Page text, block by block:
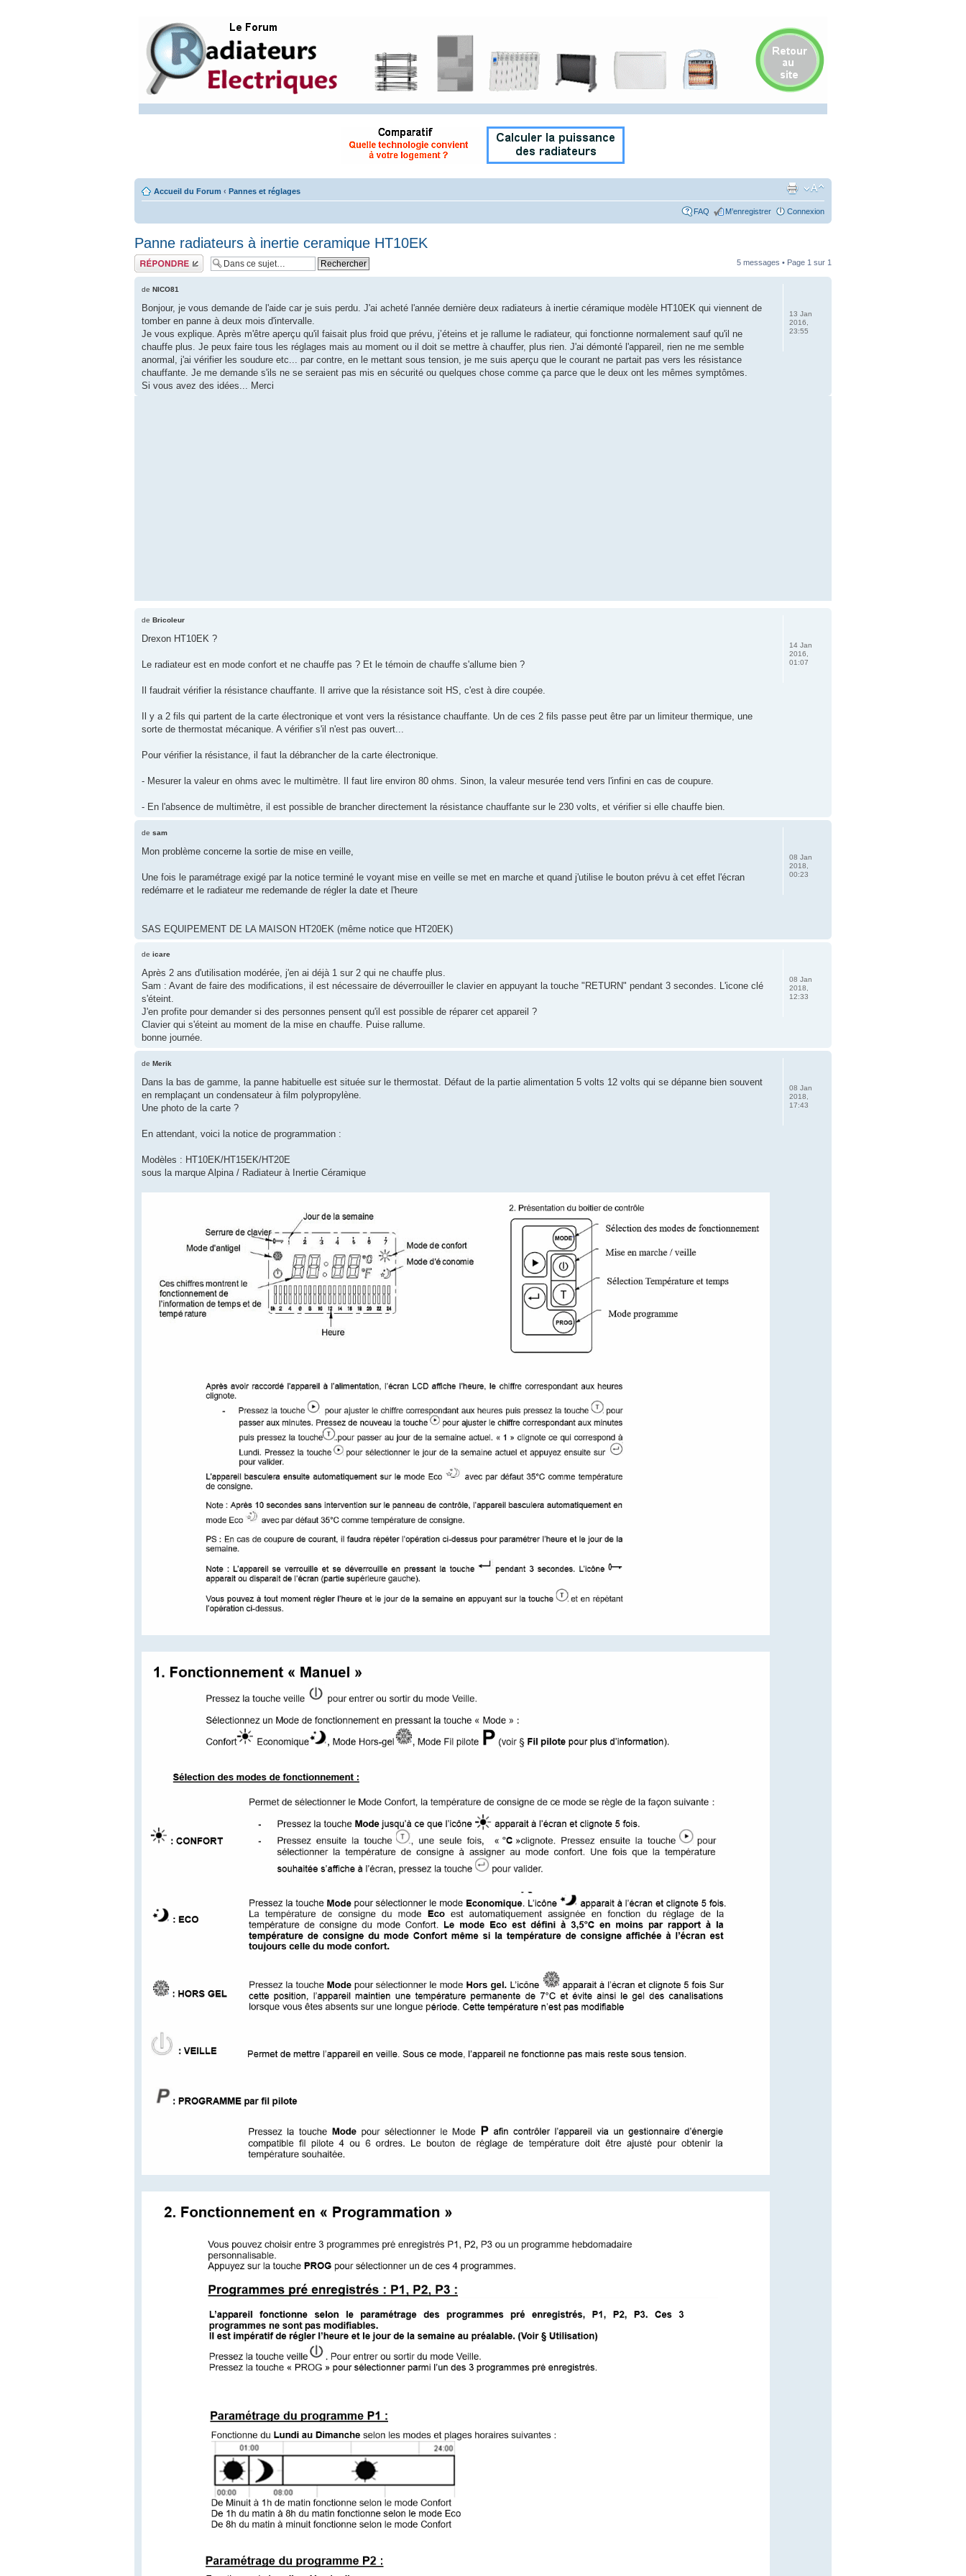
Accueil du Forum ‹ Pannes et réglages
FAQ M’enregistrer Connexion
Panne radiateurs à inertie ceramique HT10EK
Répondre 5 messages • Page 1 sur 1
de NICO81
Bonjour, je vous demande de l'aide car je suis perdu. J'ai acheté l'année dernière deux radiateurs à inertie céramique modèle HT10EK qui viennent de
tomber en panne à deux mois d'intervalle.
Je vous explique. Après m'être aperçu qu'il faisait plus froid que prévu, j’éteins et je rallume le radiateur, qui fonctionne normalement sauf qu'il ne
chauffe plus. Je peux faire tous les réglages mais au moment ou il doit se mettre à chauffer, plus rien. J'ai démonté l'appareil, rien ne me semble
anormal, j'ai vérifier les soudure etc... par contre, en le mettant sous tension, je me suis aperçu que le courant ne partait pas vers les résistance
chauffante. Je me demande s'ils ne se seraient pas mis en sécurité ou quelques chose comme ça parce que le deux ont les mêmes symptômes.
Si vous avez des idées... Merci
13 Jan
2016,
23:55
de Bricoleur
Drexon HT10EK ?
Le radiateur est en mode confort et ne chauffe pas ? Et le témoin de chauffe s'allume bien ?
Il faudrait vérifier la résistance chauffante. Il arrive que la résistance soit HS, c'est à dire coupée.
Il y a 2 fils qui partent de la carte électronique et vont vers la résistance chauffante. Un de ces 2 fils passe peut être par un limiteur thermique, une
sorte de thermostat mécanique. A vérifier s'il n'est pas ouvert...
Pour vérifier la résistance, il faut la débrancher de la carte électronique.
- Mesurer la valeur en ohms avec le multimètre. Il faut lire environ 80 ohms. Sinon, la valeur mesurée tend vers l'infini en cas de coupure.
- En l'absence de multimètre, il est possible de brancher directement la résistance chauffante sur le 230 volts, et vérifier si elle chauffe bien.
14 Jan
2016,
01:07
de sam
Mon problème concerne la sortie de mise en veille,
Une fois le paramétrage exigé par la notice terminé le voyant mise en veille se met en marche et quand j'utilise le bouton prévu à cet effet l'écran
redémarre et le radiateur me redemande de régler la date et l'heure
SAS EQUIPEMENT DE LA MAISON HT20EK (même notice que HT20EK)
08 Jan
2018,
00:23
de icare
Après 2 ans d'utilisation modérée, j'en ai déjà 1 sur 2 qui ne chauffe plus.
Sam : Avant de faire des modifications, il est nécessaire de déverrouiller le clavier en appuyant la touche "RETURN" pendant 3 secondes. L'icone clé
s'éteint.
J'en profite pour demander si des personnes pensent qu'il est possible de réparer cet appareil ?
Clavier qui s'éteint au moment de la mise en chauffe. Puise rallume.
bonne journée.
08 Jan
2018,
12:33
de Merik
Dans la bas de gamme, la panne habituelle est située sur le thermostat. Défaut de la partie alimentation 5 volts 12 volts qui se dépanne bien souvent
en remplaçant un condensateur à film polypropylène.
Une photo de la carte ?
En attendant, voici la notice de programmation :
Modèles : HT10EK/HT15EK/HT20E
sous la marque Alpina / Radiateur à Inertie Céramique
08 Jan
2018,
17:43